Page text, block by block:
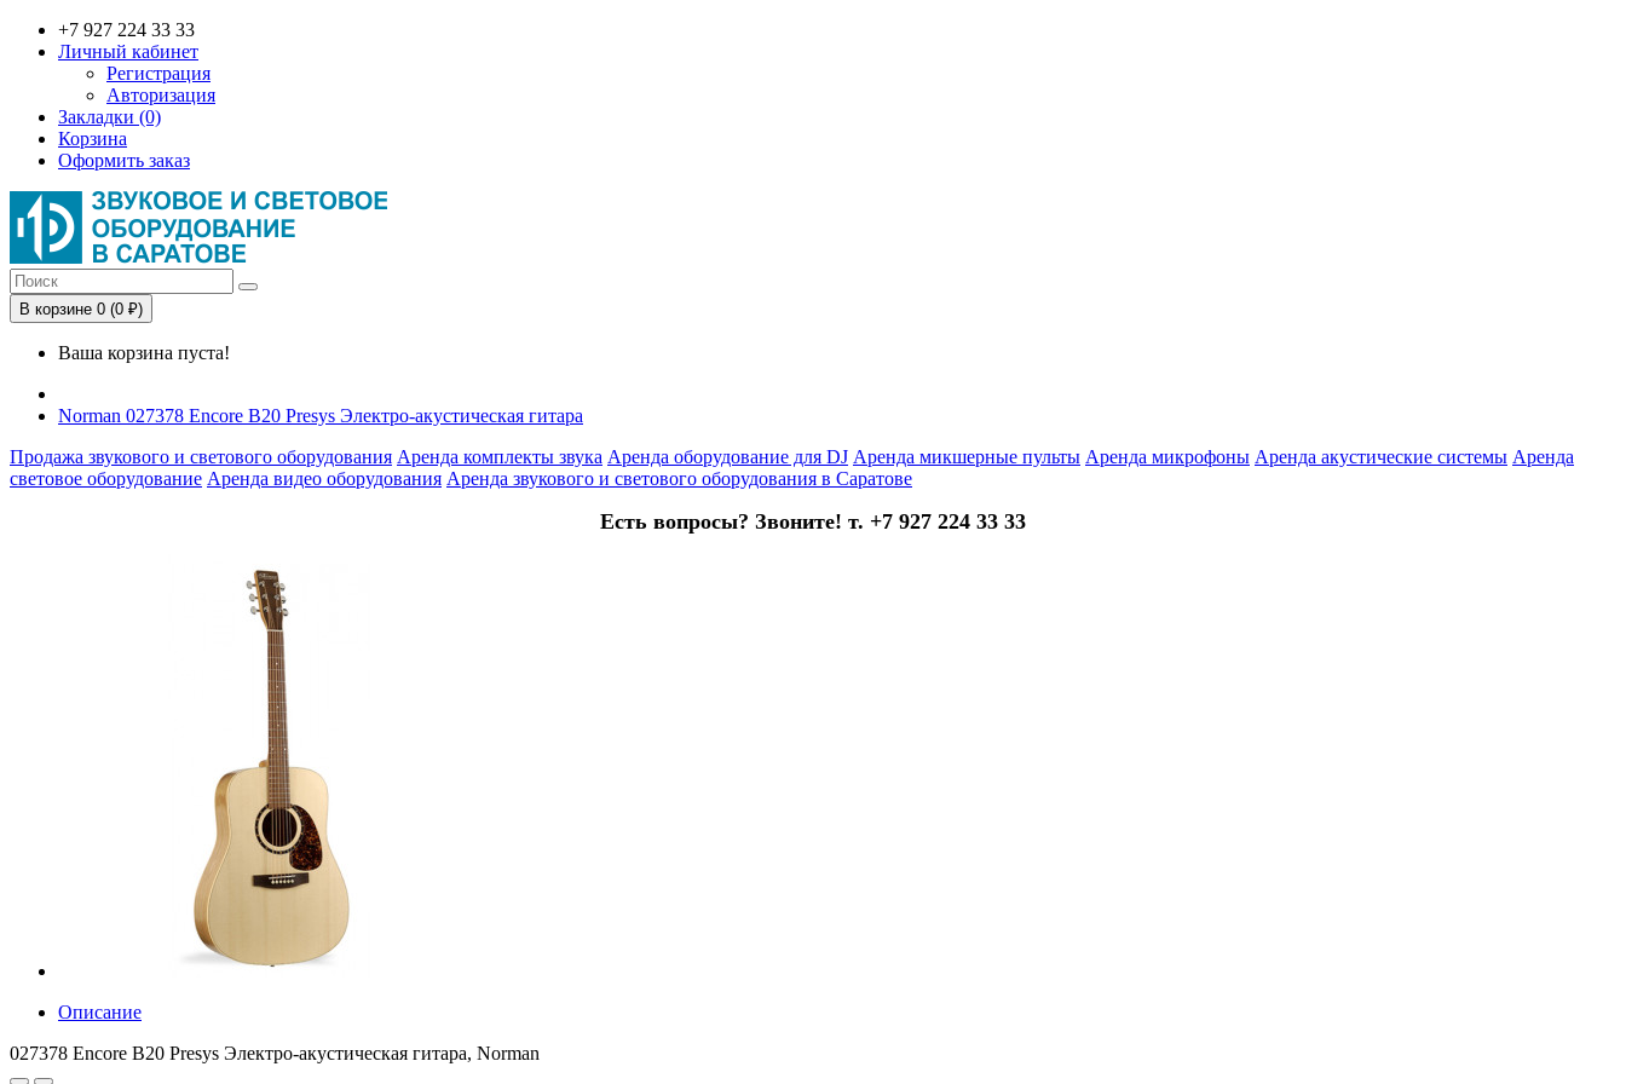
+7 927 224 33 33
Личный кабинет
Регистрация
Авторизация
Закладки (0)
Корзина
Оформить заказ
В корзине 0 (0 ₽)
Ваша корзина пуста!
Norman 027378 Encore B20 Presys Электро-акустическая гитара
Продажа звукового и светового оборудования Аренда комплекты звука Аренда оборудование для DJ Аренда микшерные пульты Аренда микрофоны Аренда акустические системы Аренда
световое оборудование Аренда видео оборудования Аренда звукового и светового оборудования в Саратове
Есть вопросы? Звоните! т. +7 927 224 33 33
Описание
027378 Encore B20 Presys Электро-акустическая гитара, Norman